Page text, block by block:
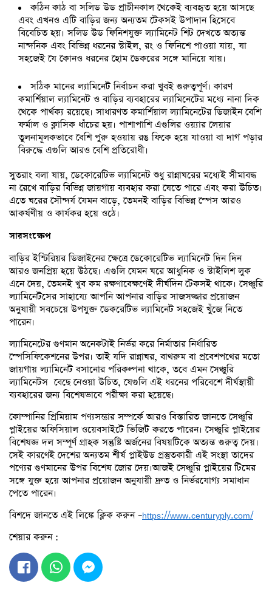
কঠিন কাঠ বা সলিড উড প্রাচীনকাল থেকেই ব্যবহৃত হয়ে আসছে
এবং এখনও এটি বাড়ির জন্য অন্যতম টেকসই উপাদান হিসেবে
বিবেচিত হয়। সলিড উড ফিনিশযুক্ত ল্যামিনেট শিট দেখতে অত্যন্ত
নান্দনিক এবং বিভিন্ন ধরনের স্টাইল, রং ও ফিনিশে পাওয়া যায়, যা
সহজেই যে কোনও ধরনের হোম ডেকরের সঙ্গে মানিয়ে যায়।
সঠিক মানের ল্যামিনেট নির্বাচন করা খুবই গুরুত্বপূর্ণ। কারণ
কমার্শিয়াল ল্যামিনেট ও বাড়ির ব্যবহারের ল্যামিনেটের মধ্যে নানা দিক
থেকে পার্থক্য রয়েছে। সাধারণত কমার্শিয়াল ল্যামিনেটের ডিজাইন বেশি
ফর্মাল ও ক্লাসিক ধাঁচের হয়। পাশাপাশি এগুলির ওয়্যার লেয়ার
তুলনামূলকভাবে বেশি পুরু হওয়ায় রঙ ফিকে হয়ে যাওয়া বা দাগ পড়ার
বিরুদ্ধে এগুলি আরও বেশি প্রতিরোধী।
সুতরাং বলা যায়, ডেকোরেটিভ ল্যামিনেট শুধু রান্নাঘরের মধ্যেই সীমাবদ্ধ
না রেখে বাড়ির বিভিন্ন জায়গায় ব্যবহার করা যেতে পারে এবং করা উচিত।
এতে ঘরের সৌন্দর্য যেমন বাড়ে, তেমনই বাড়ির বিভিন্ন স্পেস আরও
আকর্ষণীয় ও কার্যকর হয়ে ওঠে।
সারসংক্ষেপ
বাড়ির ইন্টিরিয়র ডিজাইনের ক্ষেত্রে ডেকোরেটিভ ল্যামিনেট দিন দিন
আরও জনপ্রিয় হয়ে উঠছে। এগুলি যেমন ঘরে আধুনিক ও স্টাইলিশ লুক
এনে দেয়, তেমনই খুব কম রক্ষণাবেক্ষণেই দীর্ঘদিন টেকসই থাকে। সেঞ্চুরি
ল্যামিনেটসের সাহায্যে আপনি আপনার বাড়ির সাজসজ্জার প্রয়োজন
অনুযায়ী সবচেয়ে উপযুক্ত ডেকরেটিভ ল্যামিনেট সহজেই খুঁজে নিতে
পারেন।
ল্যামিনেটের গুণমান অনেকটাই নির্ভর করে নির্মাতার নির্ধারিত
স্পেসিফিকেশনের উপর। তাই যদি রান্নাঘর, বাথরুম বা প্রবেশপথের মতো
জায়গায় ল্যামিনেট বসানোর পরিকল্পনা থাকে, তবে এমন সেঞ্চুরি
ল্যামিনেটস বেছে নেওয়া উচিত, যেগুলি এই ধরনের পরিবেশে দীর্ঘস্থায়ী
ব্যবহারের জন্য বিশেষভাবে পরীক্ষা করা হয়েছে।
কোম্পানির প্রিমিয়াম পণ্যসম্ভার সম্পর্কে আরও বিস্তারিত জানতে সেঞ্চুরি
প্লাইয়ের অফিসিয়াল ওয়েবসাইটে ভিজিট করতে পারেন। সেঞ্চুরি প্লাইয়ের
বিশেষজ্ঞ দল সম্পূর্ণ গ্রাহক সন্তুষ্টি অর্জনের বিষয়টিকে অত্যন্ত গুরুত্ব দেয়।
সেই কারণেই দেশের অন্যতম শীর্ষ প্লাইউড প্রস্তুতকারী এই সংস্থা তাদের
পণ্যের গুণমানের উপর বিশেষ জোর দেয়।আজই সেঞ্চুরি প্লাইয়ের টিমের
সঙ্গে যুক্ত হয়ে আপনার প্রয়োজন অনুযায়ী দ্রুত ও নির্ভরযোগ্য সমাধান
পেতে পারেন।
বিশদে জানতে এই লিঙ্কে ক্লিক করুন –https://www.centuryply.com/
শেয়ার করুন :